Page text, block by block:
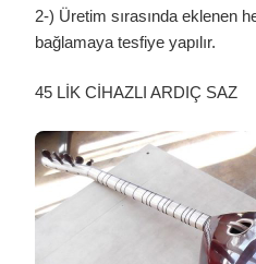
2-) Üretim sırasında eklenen
bağlamaya tesfiye yapılır.
45 LİK CİHAZLI ARDIÇ SAZ